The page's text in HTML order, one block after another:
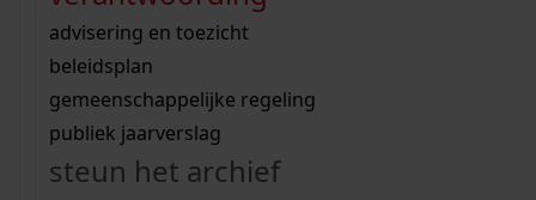
bouwvergunningen
omgevingsvergunningen
vergunningen
beeld en geluid
uitleg nodig?
Wij helpen u op weg met een aantal zoektips.
bekijk alle zoektips
Wij helpen u op weg met een aantal zoektips.
bekijk alle zoektips
bekijk ons geschiedenislokaal
advisering en toezicht
beleidsplan
gemeenschappelijke regeling
publiek jaarverslag
steun het archief
zoektips
Mijn Studiezaal (inloggen)